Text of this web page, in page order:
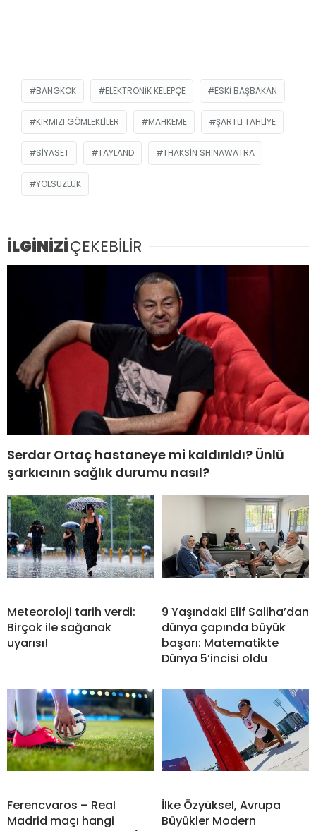
BANGKOK ELEKTRONIK KELEPÇE ESKI BAŞBAKAN
KIRMIZI GÖMLEKLILER MAHKEME ŞARTLI TAHLIYE
SIYASET TAYLAND THAKSIN SHINAWATRA
YOLSUZLUK
İLGİNİZİÇEKEBİLİR
Serdar Ortaç hastaneye mi kaldırıldı? Ünlü
şarkıcının sağlık durumu nasıl?
Meteoroloji tarih verdi:
Birçok ile sağanak
uyarısı!
9 Yaşındaki Elif Saliha’dan
dünya çapında büyük
başarı: Matematikte
Dünya 5’incisi oldu
Ferencvaros – Real
Madrid maçı hangi
İlke Özyüksel, Avrupa
Büyükler Modern